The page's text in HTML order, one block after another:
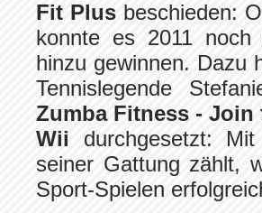
Fit Plus beschieden:
konnte es 2011 noch
hinzu gewinnen. Dazu
Tennislegende
Zumba Fitness - Join
Wii durchgesetzt:
seiner Gattung zählt,
Sport-Spielen